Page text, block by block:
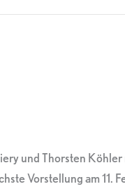
und Thorsten
Vorstellung am 11.